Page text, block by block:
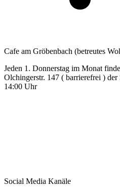
Cafe am Gröbenbach (betreutes
Jeden 1. Donnerstag im Monat
Olchingerstr. 147 ( barrierefrei )
14:00 Uhr
Social Media Kanäle